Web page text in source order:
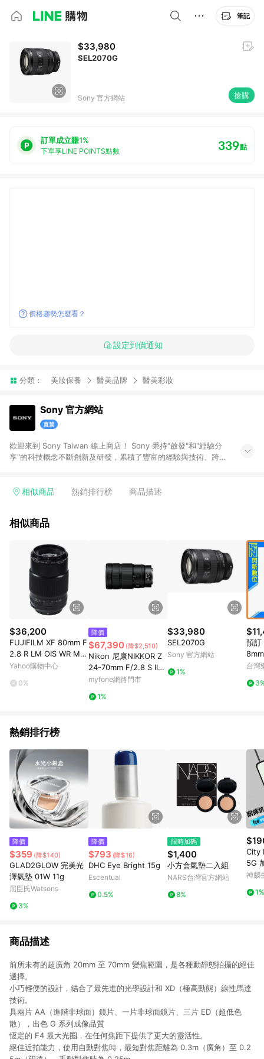
筆記
$33,980
SEL2070G
Sony 官方網站 搶購
訂單成立賺1%
下單享LINE POINTS點數 339點
價格趨勢怎麼看？
設定到價通知
分類： 美妝保養 醫美品牌 醫美彩妝
Sony 官方網站
歡迎來到 Sony Taiwan 線上商店！ Sony 秉持"啟發"和"經驗分
享"的科技概念不斷創新及研發，累積了豐富的經驗與技術、跨足
顯示等各領域，創先推出多款高品質商品，讓您享有無與倫比的
相似商品 熱銷排行榜 商品描述
相似商品
$36,200
FUJIFILM XF 80mm F
2.8 R LM OIS WR Mac
ro鏡頭/公司貨
Yahoo購物中心
0%
降價
$67,390 (降$2,510)
Nikon 尼康NIKKOR Z
24-70mm F/2.8 S II
恆定光圈標準變焦鏡 平
myfone網路門市
1%
$33,980
SEL2070G
Sony 官方網站
1%
預訂
M
台灣
熱銷排行榜
降價
$359 (降$140)
GLAD2GLOW 完美光
澤氣墊 01W 11g
屈臣氏Watsons
3%
降價
$793 (降$16)
DHC Eye Bright 15g
Escentual
0.5%
限時加碼
$1,400
小方盒氣墊二入組
NARS台灣官方網站
8%
City
5G
空壓
神腦
1%
商品描述
前所未有的超廣角 20mm 至 70mm 變焦範圍，是各種動靜態拍攝的絕佳
選擇。
小巧輕便的設計，結合了最先進的光學設計和 XD（極高動態）線性馬達
技術。
具兩片 AA（進階非球面）鏡片、一片非球面鏡片、三片 ED（超低色
散），出色 G 系列成像品質
恆定的 F4 最大光圈，在任何焦距下提供了更大的靈活性。
絕佳近拍能力，使用自動對焦時，最短對焦距離為 0.3m（廣角）至 0.2